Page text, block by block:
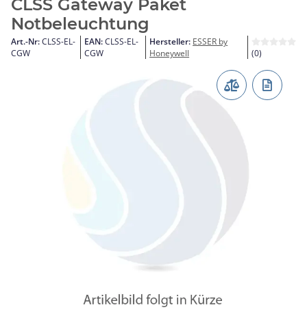
CLSS Gateway Paket
Notbeleuchtung
Art.-Nr: CLSS-EL-
CGW
EAN: CLSS-EL-
CGW
Hersteller: ESSER by
Honeywell
(0)